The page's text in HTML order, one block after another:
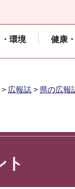
環境 健康
> 広報誌 > 県の広報
ト